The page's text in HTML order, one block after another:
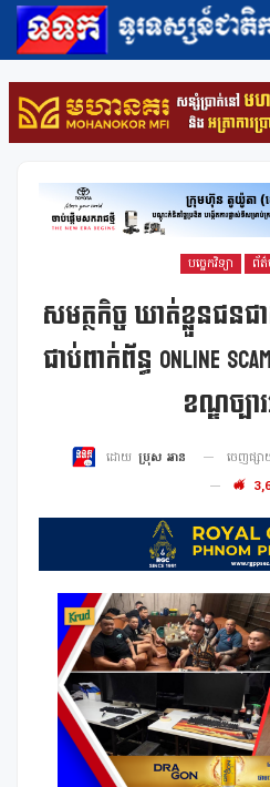
បច្ចេកវិទ្យា ព័ត៌
សមត្ថកិច្ច ឃាត់ខ្លួនជន
ជាប់ពាក់ព័ន្ធ Online
ខណ្ឌច្ប
ដោយ ប្រុស អាន ចេញផ្ស